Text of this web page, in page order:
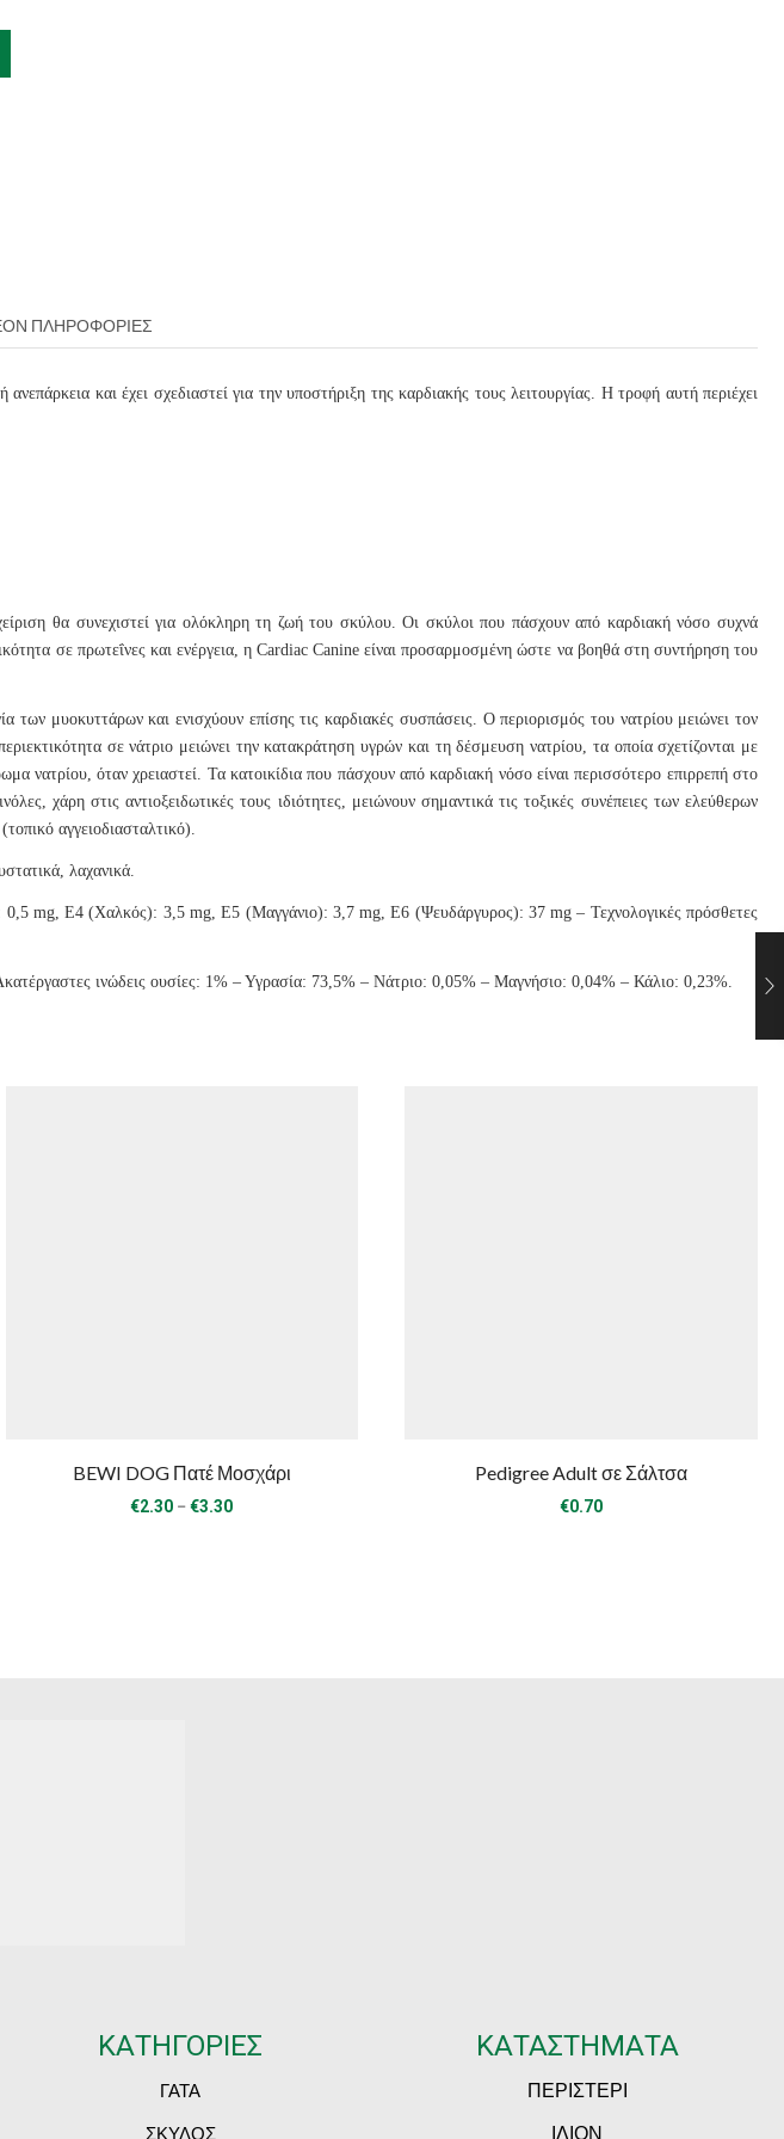
ΠΛΗΡΟΦΟΡΊΕΣ
και έχει σχεδιαστεί για την υποστήριξη της καρδιακής τους λειτουργίας. Η τροφή αυτή περιέχει
θα συνεχιστεί για ολόκληρη τη ζωή του σκύλου. Οι σκύλοι που πάσχουν από καρδιακή νόσο συχνά
σε πρωτεΐνες και ενέργεια, η Cardiac Canine είναι προσαρμοσμένη ώστε να βοηθά στη συντήρηση του
των μυοκυττάρων και ενισχύουν επίσης τις καρδιακές συσπάσεις. Ο περιορισμός του νατρίου μειώνει τον
σε νάτριο μειώνει την κατακράτηση υγρών και τη δέσμευση νατρίου, τα οποία σχετίζονται με
νατρίου, όταν χρειαστεί. Τα κατοικίδια που πάσχουν από καρδιακή νόσο είναι περισσότερο επιρρεπή στο
χάρη στις αντιοξειδωτικές τους ιδιότητες, μειώνουν σημαντικά τις τοξικές συνέπειες των ελεύθερων
αγγειοδιασταλτικό).
λαχανικά.
mg, E4 (Χαλκός): 3,5 mg, E5 (Μαγγάνιο): 3,7 mg, E6 (Ψευδάργυρος): 37 mg – Τεχνολογικές πρόσθετες
ινώδεις ουσίες: 1% – Υγρασία: 73,5% – Νάτριο: 0,05% – Μαγνήσιο: 0,04% – Κάλιο: 0,23%.
BEWI DOG Πατέ Μοσχάρι
€2.30 – €3.30Price
Pedigree Adult σε Σάλτσα
€0.70
ΚΑΤΗΓΟΡΙΕΣ
ΓΑΤΑ
ΣΚΥΛΟΣ
ΚΑΤΑΣΤΗΜΑΤΑ
ΠΕΡΙΣΤΕΡΙ
ΙΛΙΟΝ